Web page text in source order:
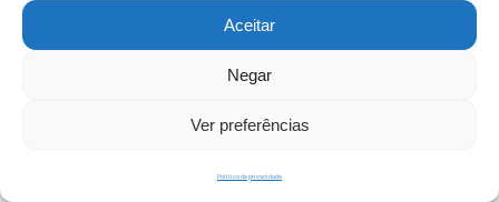
Aceitar
Negar
Ver preferências
Política de privacidade
em um exame antidoping e encerrou sua
história no clube.